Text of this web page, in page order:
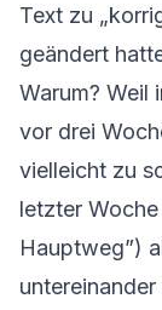
Text zu
geändert
Warum? Weil
vor drei
vielleicht zu
letzter
Hauptweg”)